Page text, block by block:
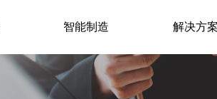
智能制造 解决方